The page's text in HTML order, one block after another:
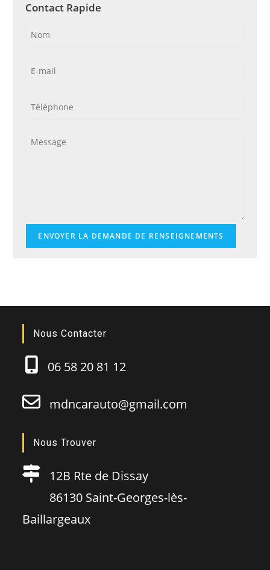
Contact Rapide
ENVOYER LA DEMANDE DE RENSEIGNEMENTS
Nous Contacter
06 58 20 81 12
mdncarauto@gmail.com
Nous Trouver
12B Rte de Dissay
86130 Saint-Georges-lès-
Baillargeaux